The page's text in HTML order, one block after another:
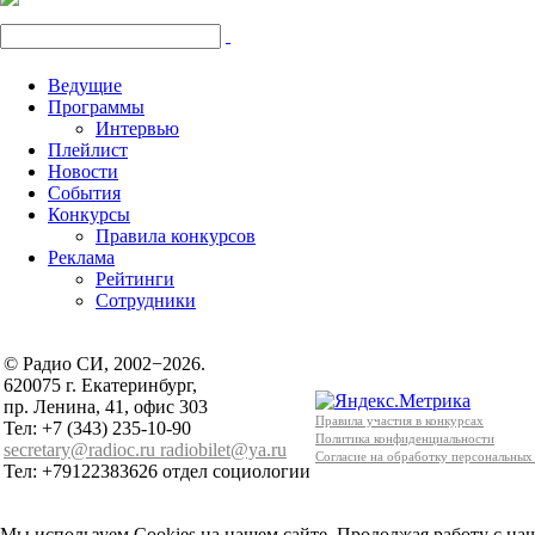
Ведущие
Программы
Интервью
Плейлист
Новости
События
Конкурсы
Правила конкурсов
Реклама
Рейтинги
Сотрудники
© Радио СИ, 2002−2026.
620075 г. Екатеринбург,
пр. Ленина, 41, офис 303
Тел: +7 (343) 235-10-90
secretary@radioc.ru radiobilet@ya.ru
Тел: +79122383626 отдел социологии
Правила участия в конкурсах
Политика конфиденциальности
Согласие на обработку